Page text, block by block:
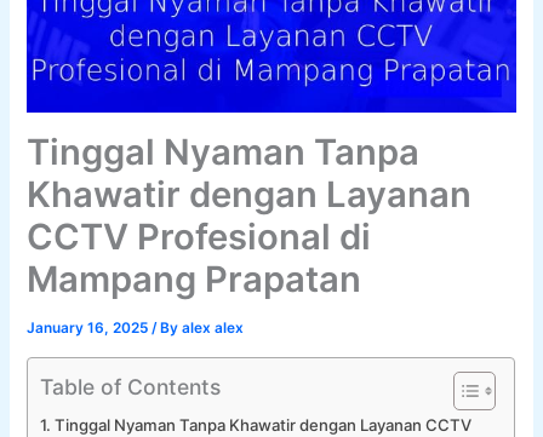
Tinggal Nyaman Tanpa
Khawatir dengan Layanan
CCTV Profesional di
Mampang Prapatan
January 16, 2025/ Byalex alex
Table of Contents
Tinggal Nyaman Tanpa Khawatir dengan Layanan CCTV